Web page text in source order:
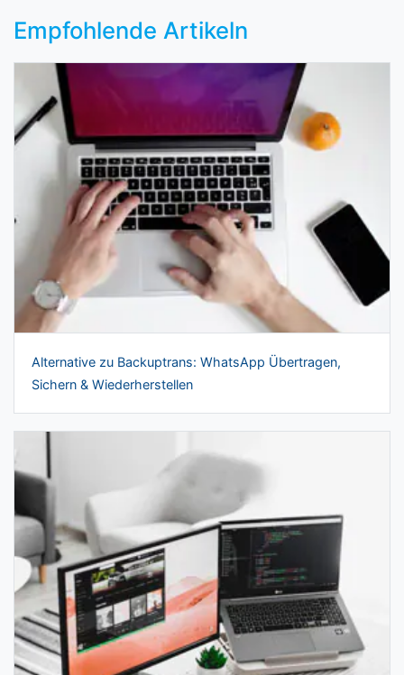
Empfohlende Artikeln
Alternative zu Backuptrans: WhatsApp Übertragen,
Sichern & Wiederherstellen